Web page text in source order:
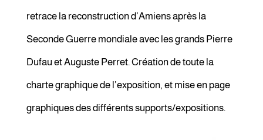
retrace la reconstruction d’Amiens après la
Seconde Guerre mondiale avec les grands Pierre
Dufau et Auguste Perret. Création de toute la
charte graphique de l’exposition, et mise en page
graphiques des différents supports/expositions.